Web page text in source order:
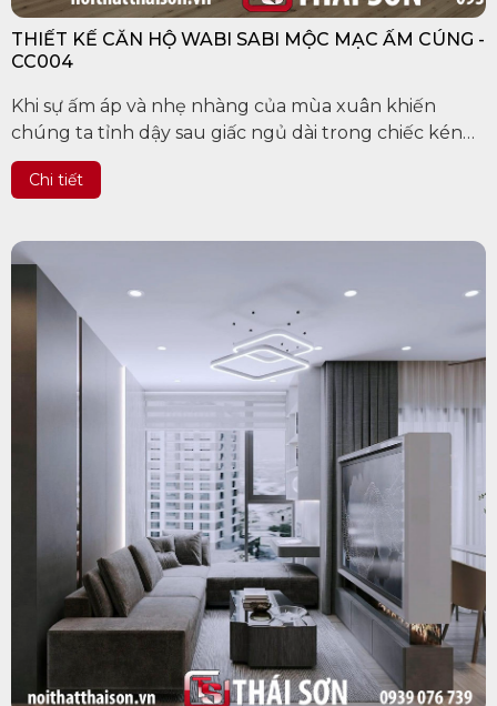
THIẾT KẾ CĂN HỘ WABI SABI MỘC MẠC ẤM CÚNG -
CC004
Khi sự ấm áp và nhẹ nhàng của mùa xuân khiến
chúng ta tỉnh dậy sau giấc ngủ dài trong chiếc kén
ấm cúng của mùa đông thì có lẽ…#WabiSabi đã đến
rồi!!!
Chi tiết